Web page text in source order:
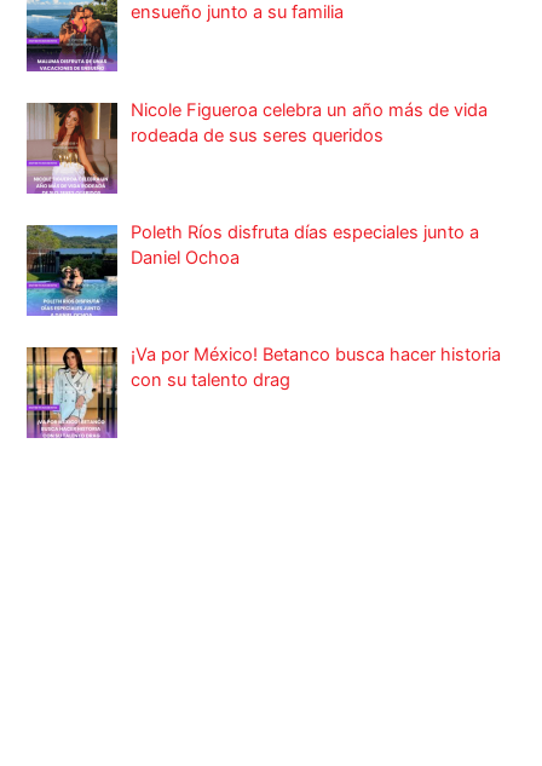
ensueño junto a su familia
Nicole Figueroa celebra un año más de vida
rodeada de sus seres queridos
Poleth Ríos disfruta días especiales junto a
Daniel Ochoa
¡Va por México! Betanco busca hacer historia
con su talento drag